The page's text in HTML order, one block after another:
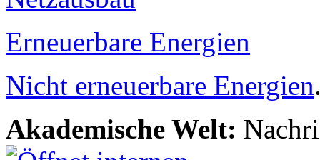
Erneuerbare Energien
Nicht erneuerbare Energien
Akademische Welt: